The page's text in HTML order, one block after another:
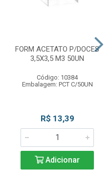
FORM ACETATO P/DOCES
3,5X3,5 M3 50UN
Código: 10384
Embalagem: PCT C/50UN
R$ 13,39
Adicionar